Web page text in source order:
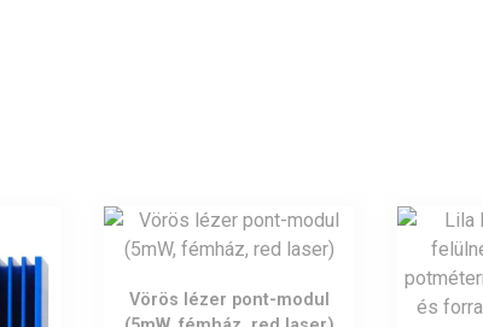
Vörös lézer pont-modul